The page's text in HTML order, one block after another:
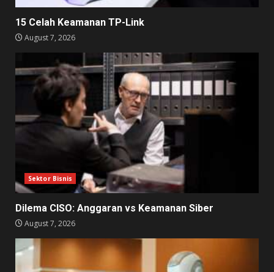
15 Celah Keamanan TP-Link
August 7, 2026
Sektor Bisnis
Dilema CISO: Anggaran vs Keamanan Siber
August 7, 2026